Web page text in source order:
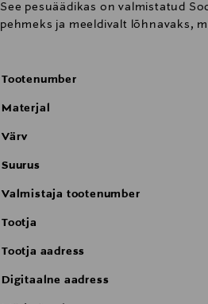
See pesuäädikas on valmistatud
pehmeks ja meeldivalt lõhnavaks,
Tootenumber
Materjal
Värv
Suurus
Valmistaja tootenumber
Tootja
Tootja aadress
Digitaalne aadress